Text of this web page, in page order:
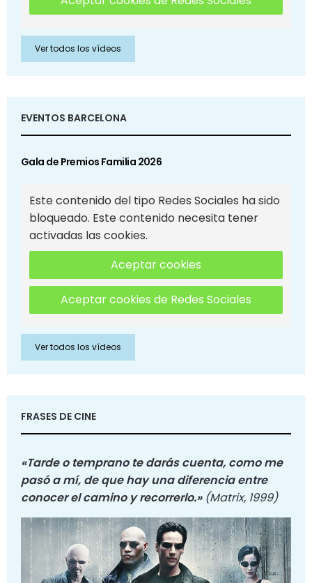
Ver todos los vídeos
EVENTOS BARCELONA
Gala de Premios Familia 2026
Este contenido del tipo Redes Sociales ha sido
bloqueado. Este contenido necesita tener
activadas las cookies.
Aceptar cookies
Aceptar cookies de Redes Sociales
Ver todos los vídeos
FRASES DE CINE
«Tarde o temprano te darás cuenta, como me
pasó a mí, de que hay una diferencia entre
conocer el camino y recorrerlo.» (Matrix, 1999)